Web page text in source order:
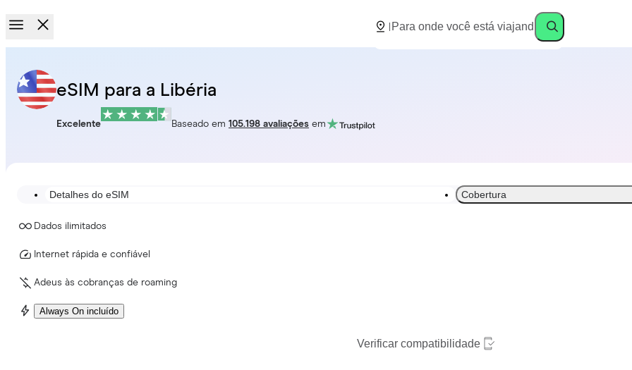
eSIM para a Libéria
Excelente Baseado em 105.198 avaliações em
Detalhes do eSIM Cobertura
Dados ilimitados
Internet rápida e confiável
Adeus às cobranças de roaming
Always On incluído
Verificar compatibilidade